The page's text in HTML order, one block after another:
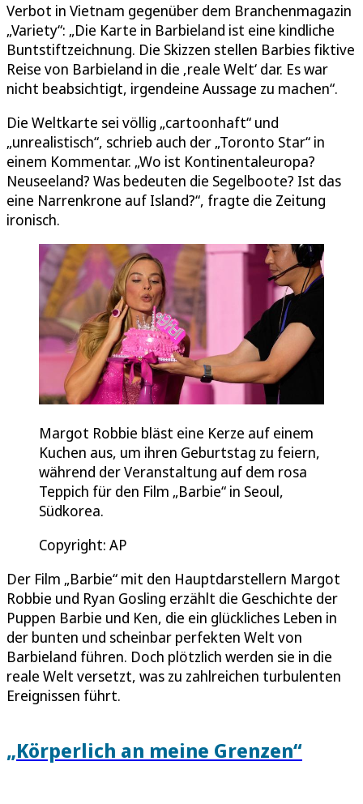
Verbot in Vietnam gegenüber dem Branchenmagazin
„Variety“: „Die Karte in Barbieland ist eine kindliche
Buntstiftzeichnung. Die Skizzen stellen Barbies fiktive
Reise von Barbieland in die ‚reale Welt‘ dar. Es war
nicht beabsichtigt, irgendeine Aussage zu machen“.
Die Weltkarte sei völlig „cartoonhaft“ und
„unrealistisch“, schrieb auch der „Toronto Star“ in
einem Kommentar. „Wo ist Kontinentaleuropa?
Neuseeland? Was bedeuten die Segelboote? Ist das
eine Narrenkrone auf Island?“, fragte die Zeitung
ironisch.
Margot Robbie bläst eine Kerze auf einem
Kuchen aus, um ihren Geburtstag zu feiern,
während der Veranstaltung auf dem rosa
Teppich für den Film „Barbie“ in Seoul,
Südkorea.
Copyright: AP
Der Film „Barbie“ mit den Hauptdarstellern Margot
Robbie und Ryan Gosling erzählt die Geschichte der
Puppen Barbie und Ken, die ein glückliches Leben in
der bunten und scheinbar perfekten Welt von
Barbieland führen. Doch plötzlich werden sie in die
reale Welt versetzt, was zu zahlreichen turbulenten
Ereignissen führt.
„Körperlich an meine Grenzen“